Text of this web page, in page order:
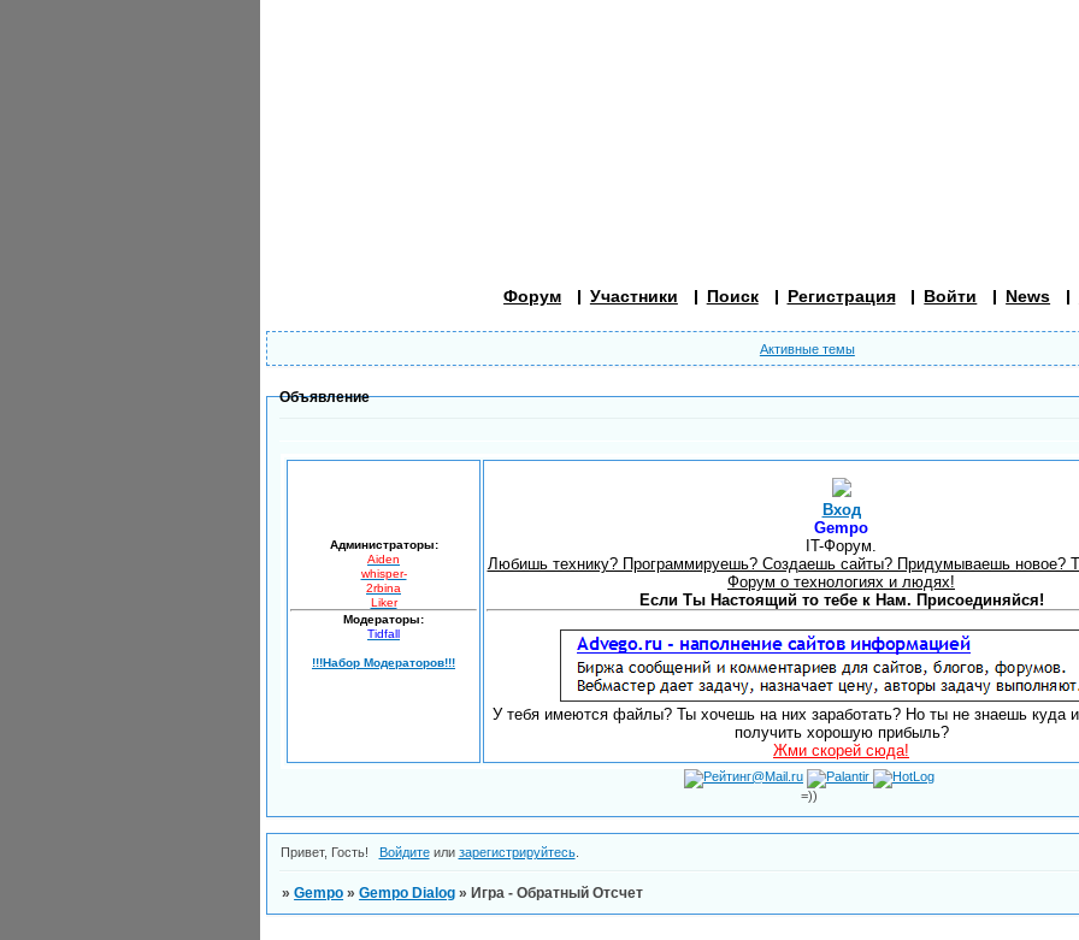
Форум Участники Поиск Регистрация Войти News
Активные темы
Объявление
Администраторы:
Aiden
whisper-
2rbina
Liker
Модераторы:
Tidfall
!!!Набор Модераторов!!!
Вход
Gempo
IT-Форум.
Любишь технику? Программируешь? Создаешь сайты? Придумываешь новое?
Форум о технологиях и людях!
Если Ты Настоящий то тебе к Нам. Присоединяйся!
У тебя имеются файлы? Ты хочешь на них заработать? Но ты не знаешь куда
получить хорошую прибыль?
Жми скорей сюда!
=))
Привет, Гость! Войдитеили зарегистрируйтесь.
»Gempo »Gempo Dialog »Игра - Обратный Отсчет